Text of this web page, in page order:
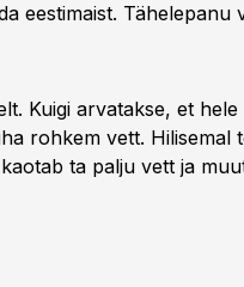
eestimaist.
Kuigi arvatakse, et
rohkem vett. Hilisemal
ta palju vett ja